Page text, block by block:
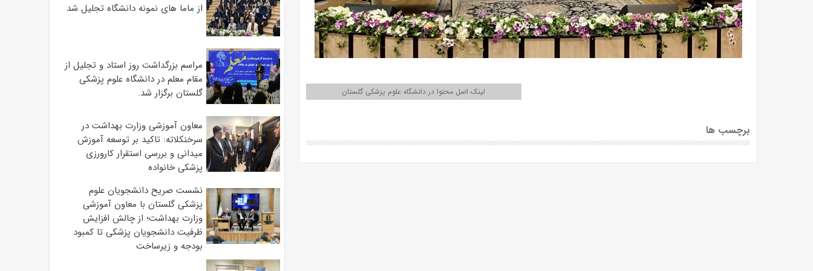
لینک اصل محتوا در دانشگاه علوم پزشکی گلستان
برچسب ها
از ماما های نمونه دانشگاه تجلیل شد
مراسم بزرگداشت روز استاد و تجلیل از
مقام معلم در دانشگاه علوم پزشکی
گلستان برگزار شد.‌
معاون آموزشی وزارت بهداشت در
سرخنکلاته: تاکید بر توسعه آموزش
میدانی و بررسی استقرار کارورزی
پزشکی ‌خانواده
نشست صریح دانشجویان علوم
پزشکی گلستان با معاون آموزشی
وزارت بهداشت؛ از چالش افزایش
ظرفیت دانشجویان ‌پزشکی تا کمبود
بودجه و زیرساخت